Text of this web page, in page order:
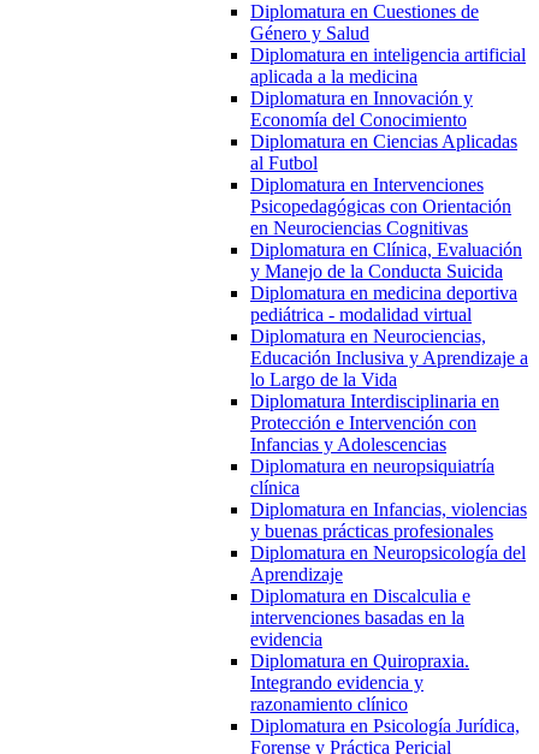
Diplomatura en Cuestiones de
Género y Salud
Diplomatura en inteligencia artificial
aplicada a la medicina
Diplomatura en Innovación y
Economía del Conocimiento
Diplomatura en Ciencias Aplicadas
al Futbol
Diplomatura en Intervenciones
Psicopedagógicas con Orientación
en Neurociencias Cognitivas
Diplomatura en Clínica, Evaluación
y Manejo de la Conducta Suicida
Diplomatura en medicina deportiva
pediátrica - modalidad virtual
Diplomatura en Neurociencias,
Educación Inclusiva y Aprendizaje a
lo Largo de la Vida
Diplomatura Interdisciplinaria en
Protección e Intervención con
Infancias y Adolescencias
Diplomatura en neuropsiquiatría
clínica
Diplomatura en Infancias, violencias
y buenas prácticas profesionales
Diplomatura en Neuropsicología del
Aprendizaje
Diplomatura en Discalculia e
intervenciones basadas en la
evidencia
Diplomatura en Quiropraxia.
Integrando evidencia y
razonamiento clínico
Diplomatura en Psicología Jurídica,
Forense y Práctica Pericial